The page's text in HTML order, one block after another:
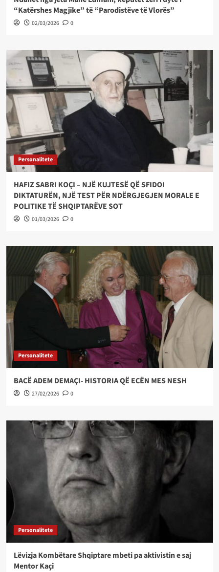
“Katërshes Magjike” të “Parodistëve të Vlorës”
02/03/2026 0
Personalitete
HAFIZ SABRI KOÇI – NJË KUJTESË QË SFIDOI
DIKTATURËN, NJË TEST PËR NDËRGJEGJEN MORALE E
POLITIKE TË SHQIPTARËVE SOT
01/03/2026 0
Personalitete
BACË ADEM DEMAÇI- HISTORIA QË ECËN MES NESH
27/02/2026 0
Personalitete
Lëvizja Kombëtare Shqiptare mbeti pa aktivistin e saj
Mentor Kaçi